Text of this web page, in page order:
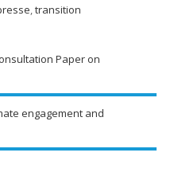
,transition
Paper on
engagement and